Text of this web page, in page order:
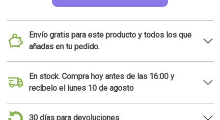
Añadir al Carrito
Envío gratis para este producto y todos los que
añadas en tu pedido.
En stock. Compra hoy antes de las 16:00 y
recíbelo el lunes 10 de agosto